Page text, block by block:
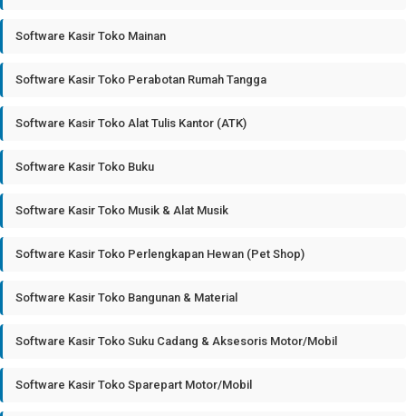
Software Kasir Toko Mainan
Software Kasir Toko Perabotan Rumah Tangga
Software Kasir Toko Alat Tulis Kantor (ATK)
Software Kasir Toko Buku
Software Kasir Toko Musik & Alat Musik
Software Kasir Toko Perlengkapan Hewan (Pet Shop)
Software Kasir Toko Bangunan & Material
Software Kasir Toko Suku Cadang & Aksesoris Motor/Mobil
Software Kasir Toko Sparepart Motor/Mobil